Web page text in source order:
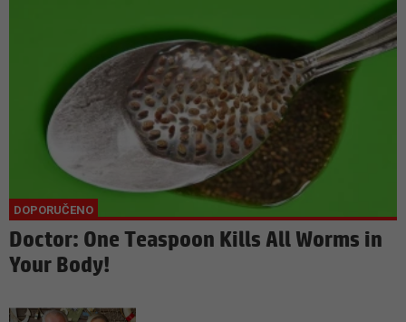
Doctor: One Teaspoon Kills All Worms in
Your Body!